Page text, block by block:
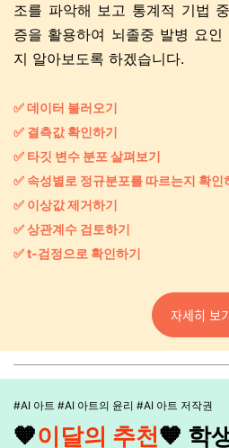
조를 파악해 보고 통계적 기법
증을 활용하여 뇌졸중 발병 요
지 알아보도록 하겠습니다.
✅ 데이터 불러오기
✅ 결측값 확인하기
✅ 타깃 변수 분포 살펴보기
✅ 속성별로 정규분포를 따르는지 확인
✅ 이상값 제거하기
✅ 상관계수 검토하기
✅ t-검정으로 확인하기
자세히 보
#AI 아트 #AI 아트의 윤리 #AI 아트 저작권
🧡이달의 추천🧡 학